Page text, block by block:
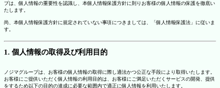
プは、個人情報の重要性を認識し、本個人情報保護方針に則りお客様の個人情報の保護を徹底い
たします。
尚、本個人情報保護方針に規定されていない事項につきましては、「個人情報保護法」に従いま
す。
1. 個人情報の取得及び利用目的
ノジマグループは、お客様の個人情報の取得に際し適法かつ公正な手段により取得いたします。
お客様にご提供いただく個人情報の利用目的は、お客様にご満足いただくサービスの開発、提供
をするため以下の目的の達成に必要な範囲内で適正に個人情報を利用いたします。